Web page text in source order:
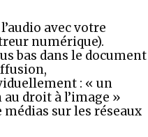
avec votre
numérique).
bas dans le document
: « un
droit à l’image »
sur les réseaux